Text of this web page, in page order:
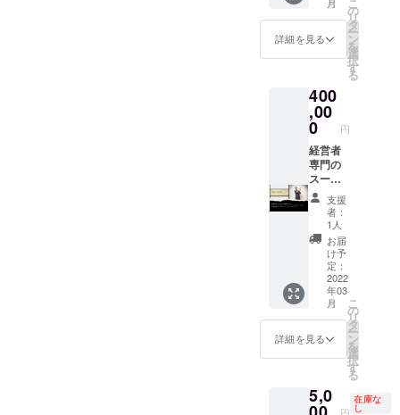
当店よ
りの送
付日か
す。
ご希望
の名前
をご記
として
個人に
限らせ
ていた
だきま
す。
０日前
後とな
りま
す。 ＊
飲み放
コー
ヒーは
厳選屋
ブレン
ドのみ
となり
ます。
＊チ
ケット
の使用
期限は
最初の
利用日
から数
えて１
２ヶ月
となり
ます。
ホット
ドック
店で販
売する
プグ
レード
コー
ヒー飲
チケッ
ト ＊
コー
ヒーは
営業日
の営業
時間内
であれ
ば何杯
でもお
かわり
できま
す。 ＊
ご利用
はご記
名ご本
人のみ
とさせ
ていた
だきま
テイク
アウト
（ご本
人のみ)
＋ホッ
トドッ
ク券１
シャツ
（輸入
生地）
２枚＋
店頭レ
ンガに
お名前
の金属
プレー
ト掲示
（GOL
D）＋御
礼の
メール
アップ
グレー
ドコー
ヒー飲
み放題
チケッ
コー
ヒーは
詳細を見る
の
リ
タ
ー
ン
を
選
択
す
る
400
,00
0 円
経営者
専門の
スーツ
仕立て
屋”末廣
徳司
氏”によ
るビジ
ネスス
タイル
一式
（スー
ツ、
シャ
ツ、ネ
クタ
着、靴
下）の
支援
者：
1人
お届
け予
定：
2022
年03
月
詳細を見る
こ
の
リ
タ
ー
ン
を
選
択
す
る
5,0
円
在庫な
し